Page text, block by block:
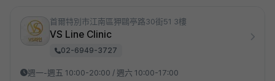
首爾特別市江南區狎鷗亭路30街51 3樓
VS Line Clinic
02-6949-3727
週一-週五 10:00-20:00 / 週六 10:00-17:00